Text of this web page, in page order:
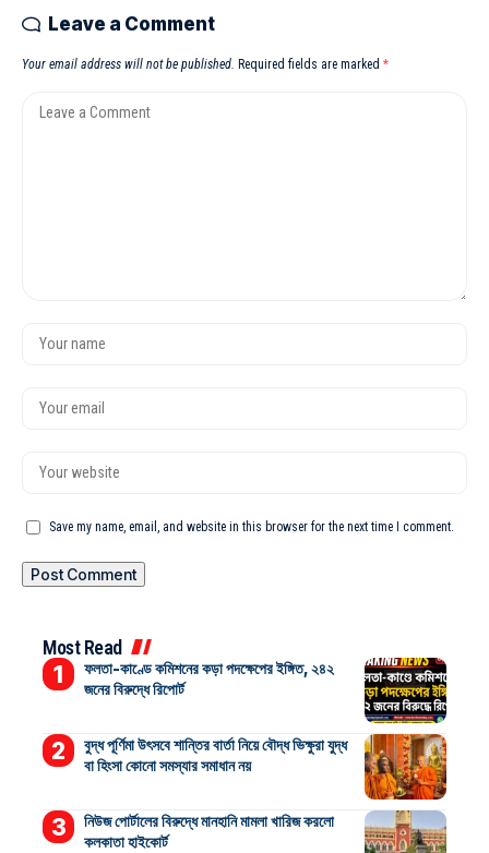
Leave a Comment
Your email address will not be published. Required fields are marked *
Save my name, email, and website in this browser for the next time I comment.
Most Read
ফলতা-কাণ্ডে কমিশনের কড়া পদক্ষেপের ইঙ্গিত, ২৪২
জনের বিরুদ্ধে রিপোর্ট
বুদ্ধ পূর্ণিমা উৎসবে শান্তির বার্তা নিয়ে বৌদ্ধ ভিক্ষুরা যুদ্ধ
বা হিংসা কোনো সমস্যার সমাধান নয়
নিউজ পোর্টালের বিরুদ্ধে মানহানি মামলা খারিজ করলো
কলকাতা হাইকোর্ট